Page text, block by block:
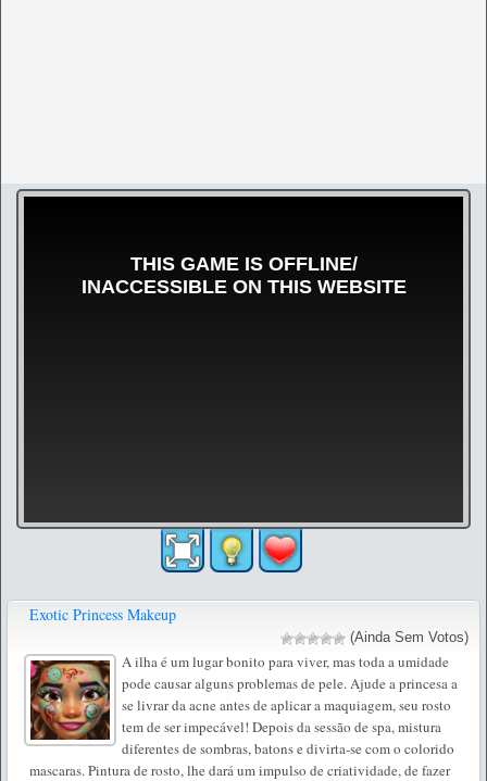
Exotic Princess Makeup
(Ainda Sem Votos)
A ilha é um lugar bonito para viver, mas toda a umidade
pode causar alguns problemas de pele. Ajude a princesa a
se livrar da acne antes de aplicar a maquiagem, seu rosto
tem de ser impecável! Depois da sessão de spa, mistura
diferentes de sombras, batons e divirta-se com o colorido
mascaras. Pintura de rosto, lhe dará um impulso de criatividade, de fazer